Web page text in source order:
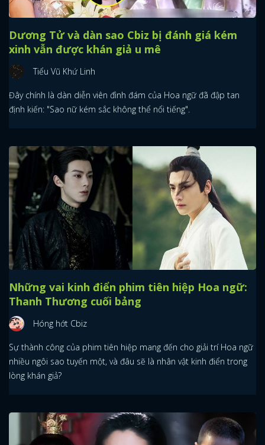
Dương Tử và dàn sao Cbiz bị đánh giá kém
xinh vẫn được khán giả u mê
Tiểu Vũ Khứ Linh
Đây chính là dàn diễn viên đình đám của Hoa ngữ đã đập tan
định kiến: "Sao nữ kém sắc không thể nổi tiếng".
Những vai kinh điển phim tiên hiệp Hoa ngữ:
Thanh Thương cuối bảng
Hóng hớt Cbiz
Sự thành công của phim tiên hiệp mang đến cho giải trí Hoa ngữ
nhiều ngôi sao tuyến một, và đâu sẽ là nhân vật kinh điển trong
lòng khán giả?